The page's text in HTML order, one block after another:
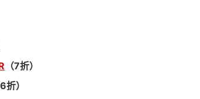
（7折）
6折）